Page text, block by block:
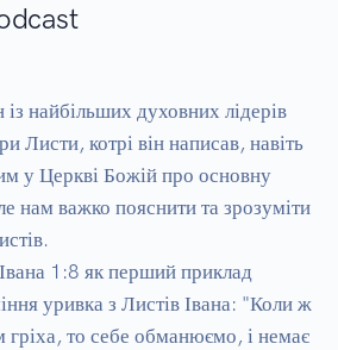
найбільших духовних лідерів
Листи, котрі він написав, навіть
у Церкві Божій про основну
нам важко пояснити та зрозуміти
1:8 як перший приклад
уривка з Листів Івана: "Коли ж
то себе обманюємо, і немає